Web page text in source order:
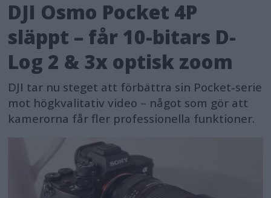
Alpha 1 II comes with the BC-ZD1 Dual-
Battery Charger that rapidly and
stably charges two Z batteries (model
NP-FZ100) simultaneously in 155
minutes to full charge. In addition, the
VG-C5 compatible vertical grip offers
additional ergonomic support with
additional battery performance for
extending shooting needs.
DJI Osmo Pocket 4P
släppt – får 10-bitars D-
Log 2 & 3x optisk zoom
DJI tar nu steget att förbättra sin Pocket-serie
mot högkvalitativ video – något som gör att
kamerorna får fler professionella funktioner.